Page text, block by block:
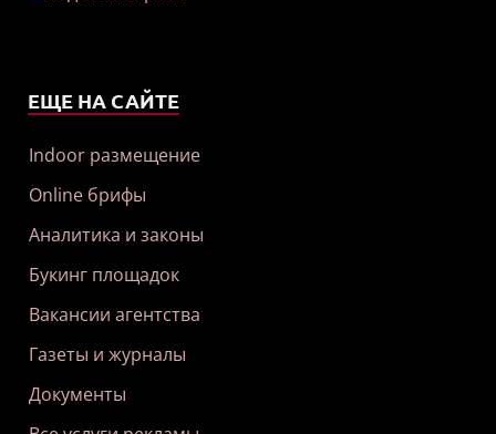
ЕЩЕ НА САЙТЕ
Indoor размещение
Online брифы
Аналитика и законы
Букинг площадок
Вакансии агентства
Газеты и журналы
Документы